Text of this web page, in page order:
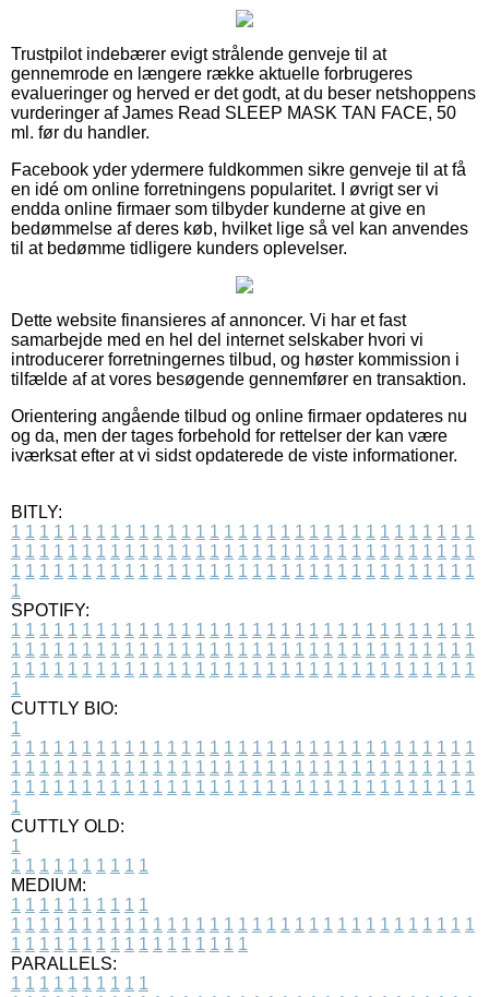
Trustpilot indebærer evigt strålende genveje til at
gennemrode en længere række aktuelle forbrugeres
evalueringer og herved er det godt, at du beser netshoppens
vurderinger af James Read SLEEP MASK TAN FACE, 50
ml. før du handler.
Facebook yder ydermere fuldkommen sikre genveje til at få
en idé om online forretningens popularitet. I øvrigt ser vi
endda online firmaer som tilbyder kunderne at give en
bedømmelse af deres køb, hvilket lige så vel kan anvendes
til at bedømme tidligere kunders oplevelser.
Dette website finansieres af annoncer. Vi har et fast
samarbejde med en hel del internet selskaber hvori vi
introducerer forretningernes tilbud, og høster kommission i
tilfælde af at vores besøgende gennemfører en transaktion.
Orientering angående tilbud og online firmaer opdateres nu
og da, men der tages forbehold for rettelser der kan være
iværksat efter at vi sidst opdaterede de viste informationer.
BITLY:
1 1 1 1 1 1 1 1 1 1 1 1 1 1 1 1 1 1 1 1 1 1 1 1 1 1 1 1 1 1 1 1 1
1 1 1 1 1 1 1 1 1 1 1 1 1 1 1 1 1 1 1 1 1 1 1 1 1 1 1 1 1 1 1 1 1
1 1 1 1 1 1 1 1 1 1 1 1 1 1 1 1 1 1 1 1 1 1 1 1 1 1 1 1 1 1 1 1 1
1
SPOTIFY:
1 1 1 1 1 1 1 1 1 1 1 1 1 1 1 1 1 1 1 1 1 1 1 1 1 1 1 1 1 1 1 1 1
1 1 1 1 1 1 1 1 1 1 1 1 1 1 1 1 1 1 1 1 1 1 1 1 1 1 1 1 1 1 1 1 1
1 1 1 1 1 1 1 1 1 1 1 1 1 1 1 1 1 1 1 1 1 1 1 1 1 1 1 1 1 1 1 1 1
1
CUTTLY BIO:
1
1 1 1 1 1 1 1 1 1 1 1 1 1 1 1 1 1 1 1 1 1 1 1 1 1 1 1 1 1 1 1 1 1
1 1 1 1 1 1 1 1 1 1 1 1 1 1 1 1 1 1 1 1 1 1 1 1 1 1 1 1 1 1 1 1 1
1 1 1 1 1 1 1 1 1 1 1 1 1 1 1 1 1 1 1 1 1 1 1 1 1 1 1 1 1 1 1 1 1
1
CUTTLY OLD:
1
1 1 1 1 1 1 1 1 1 1
MEDIUM:
1 1 1 1 1 1 1 1 1 1
1 1 1 1 1 1 1 1 1 1 1 1 1 1 1 1 1 1 1 1 1 1 1 1 1 1 1 1 1 1 1 1 1
1 1 1 1 1 1 1 1 1 1 1 1 1 1 1 1 1
PARALLELS:
1 1 1 1 1 1 1 1 1 1